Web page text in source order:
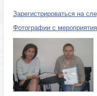
Зарегистрироваться на
Фотографии с мероприятия